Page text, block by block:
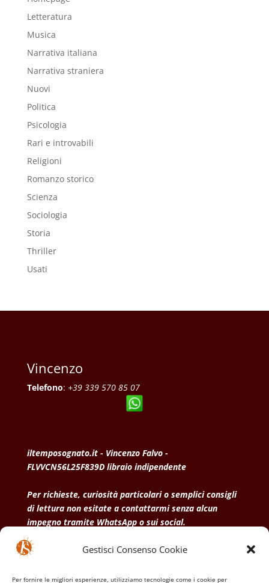
Gestisci Consenso Cookie
Per fornire le migliori esperienze, utilizziamo tecnologie come i cookie per
Letteratura
Musica
Narrativa italiana
Narrativa straniera
Nuovi
Politica
Psicologia
Rari e introvabili
Religioni
Romanzo storico
Scienza
Sociologia
Storia
Thriller
Usati
Vincenzo
Telefono: +39 339 570 85 07
iltemposognato.it - Vincenzo Falvo -
FLVVCN56L25F839D libraio indipendente
Per richieste, curiosità particolari o semplici consigli
di lettura non esitate a contattarmi senza alcun
impegno tramite WhatsApp o sui social.
• Condizioni generali di vendita